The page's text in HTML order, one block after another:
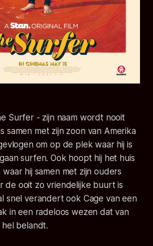
Surfer - zijn naam wordt nooit
samen met zijn zoon van Amerika
om op de plek waar hij is
surfen. Ook hoopt hij het huis
hij samen met zijn ouders
de ooit zo vriendelijke buurt is
snel verandert ook Cage van een
in een radeloos wezen dat van
belandt.